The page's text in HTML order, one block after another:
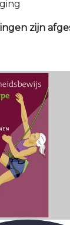
zijn